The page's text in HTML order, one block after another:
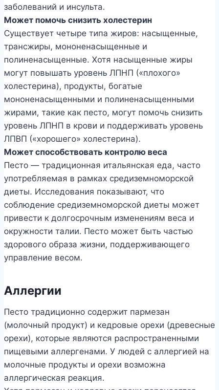
заболеваний и инсульта.
Может помочь снизить холестерин
Существует четыре типа жиров: насыщенные,
трансжиры, мононенасыщенные и
полиненасыщенные. Хотя насыщенные жиры
могут повышать уровень ЛПНП («плохого»
холестерина), продукты, богатые
мононенасыщенными и полиненасыщенными
жирами, такие как песто, могут помочь снизить
уровень ЛПНП в крови и поддерживать уровень
ЛПВП («хорошего» холестерина).
Может способствовать контролю веса
Песто — традиционная итальянская еда, часто
употребляемая в рамках средиземноморской
диеты. Исследования показывают, что
соблюдение средиземноморской диеты может
привести к долгосрочным изменениям веса и
окружности талии. Песто может быть частью
здорового образа жизни, поддерживающего
управление весом.
Аллергии
Песто традиционно содержит пармезан
(молочный продукт) и кедровые орехи (древесные
орехи), которые являются распространенными
пищевыми аллергенами. У людей с аллергией на
молочные продукты и орехи возможна
аллергическая реакция.